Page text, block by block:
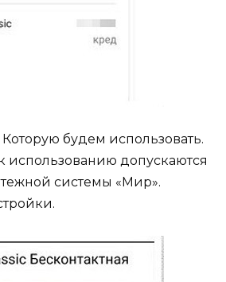
будем использовать.
использованию допускаются
системы «Мир».